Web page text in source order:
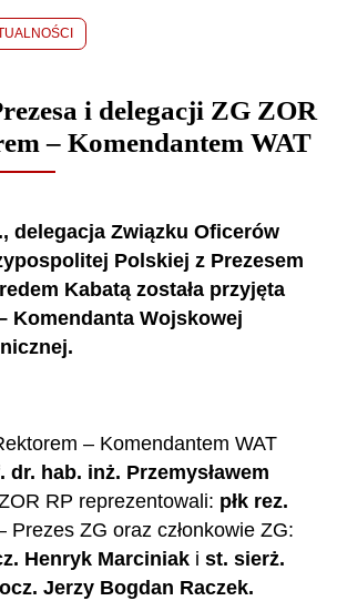
i delegacji ZG ZOR
– Komendantem WAT
delegacja Związku Oficerów
Polskiej z Prezesem
Kabatą została przyjęta
Komendanta Wojskowej
– Komendantem WAT
hab. inż. Przemysławem
RP reprezentowali: płk rez.
Prezes ZG oraz członkowie ZG:
Henryk Marciniaki st. sierż.
Jerzy Bogdan Raczek.